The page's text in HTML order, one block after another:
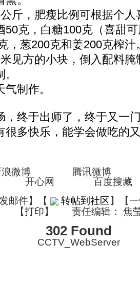
斤，肥瘦比例可根据个人
50克，白糖100克（喜甜
，葱200克和姜200克榨汁
见方的小块，倒入配料
制作。
终于出师了，终于又一
很多快乐，能学会做吃的
浪微博 腾讯微
心网 百度搜
邮件】 【 转帖到社区】【
【打印】 责任编辑： 焦
302 Found
CCTV_WebServer